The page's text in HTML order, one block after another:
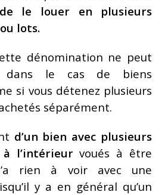
le louer en plusieurs
lots.
dénomination ne peut
dans le cas de biens
si vous détenez plusieurs
séparément.
d’un bien avec plusieurs
à l’intérieurvoués à être
rien à voir avec une
y a en général qu’un